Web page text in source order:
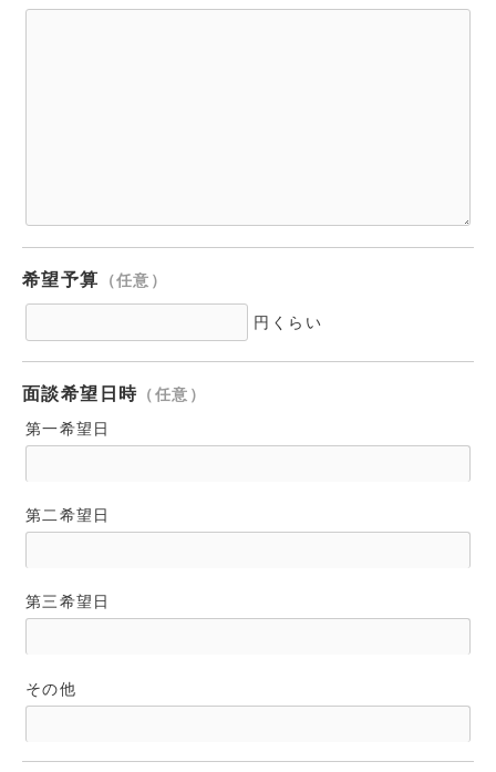
希望予算 （任意）
円くらい
面談希望日時 （任意）
第一希望日
第二希望日
第三希望日
その他